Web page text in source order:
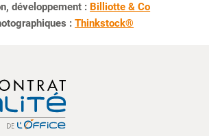
développement : Billiotte & Co
: Thinkstock®